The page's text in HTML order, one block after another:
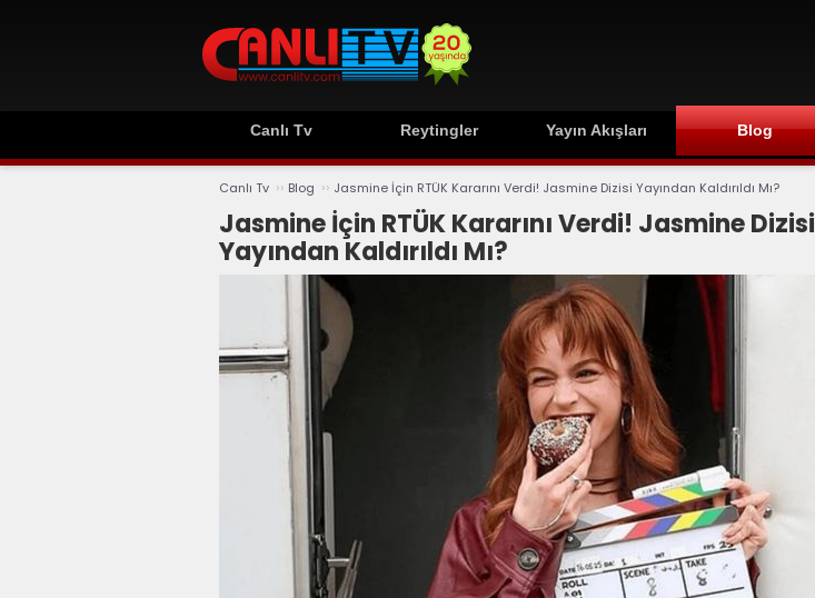
Canlı Tv Reytingler Yayın Akışları Blog
Canlı Tv ›› Blog ›› Jasmine İçin RTÜK Kararını Verdi! Jasmine Dizisi Yayından Kaldırıldı Mı?
Jasmine İçin RTÜK Kararını Verdi! Jasmine Dizisi
Yayından Kaldırıldı Mı?